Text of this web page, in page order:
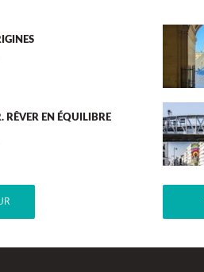
RÊVER EN ÉQUILIBRE